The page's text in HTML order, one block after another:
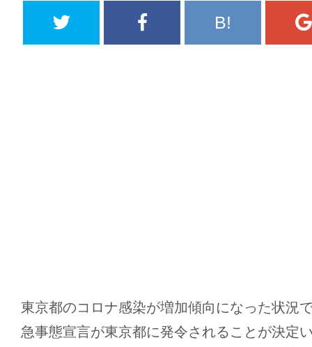
B!
東京都のコロナ感染が増加傾向になった状況
急事態宣言が東京都に発令されることが決定